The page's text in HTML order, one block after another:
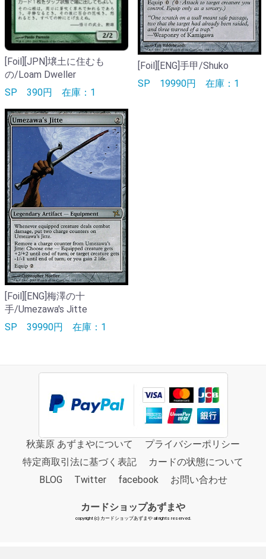
[Foil][JPN]壌土に住むも
の/Loam Dweller
SP 390円 在庫：1
[Foil][ENG]手甲/Shuko
SP 19990円 在庫：1
[Foil][ENG]梅澤の十
手/Umezawa's Jitte
SP 39990円 在庫：1
秋葉原 あずまやについて
プライバシーポリシー
特定商取引法に基づく表記
カードの状態について
BLOG
Twitter facebook お問い合わせ
カードショップあずまや
copyright (c) カードショップあずまや all rights reserved.